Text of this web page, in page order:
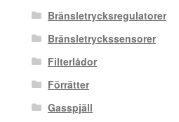
Bränsletrycksregulatorer
Bränsletryckssensorer
Filterlådor
Förrätter
Gasspjäll